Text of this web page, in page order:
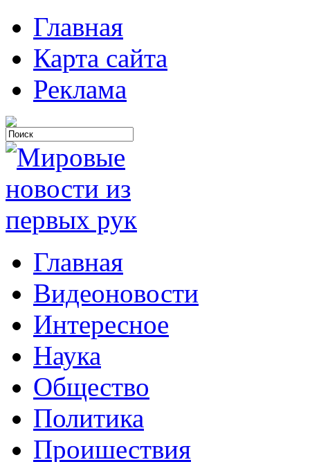
Главная
Карта сайта
Реклама
Главная
Видеоновости
Интересное
Наука
Общество
Политика
Проишествия